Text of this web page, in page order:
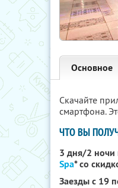
Основное
Скачайте
смартфона.
ЧТО ВЫ
3 дня/2 ночи
Spa* со
Заезды с 19